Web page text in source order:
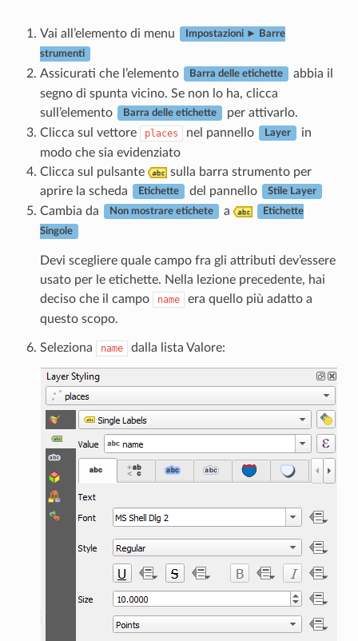
Vai all’elemento di menu Impostazioni ► Barre
strumenti
Assicurati che l’elemento Barra delle etichette
abbia il
segno di spunta vicino. Se non lo ha, clicca
sull’elemento
Barra delle etichette
per attivarlo.
Clicca sul vettore
places nel pannello Layer
in
modo che sia evidenziato
Clicca sul pulsante
sulla barra strumento per
aprire la scheda
Etichette del pannello Stile Layer
Cambia da Non mostrare etichete a Etichette
Singole
Devi scegliere quale campo fra gli attributi dev’essere
usato per le etichette. Nella lezione precedente, hai
deciso che il campo
name
era quello più adatto a
questo scopo.
Seleziona name dalla lista Valore: